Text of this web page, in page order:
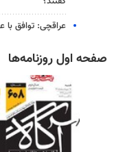
عراقچی: توافق با عمان
صفحه اول روزنامه‌ها